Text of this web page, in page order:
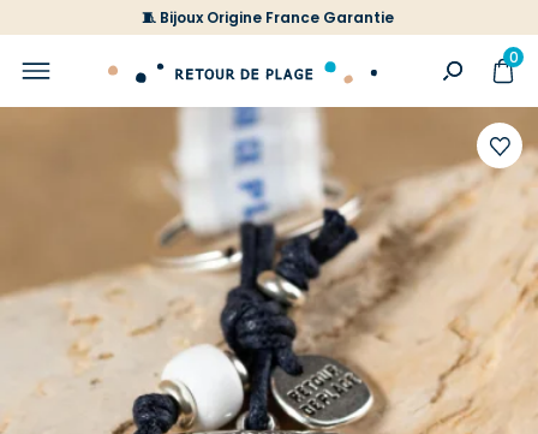
🧵 Bijoux Origine France Garantie
0
liste